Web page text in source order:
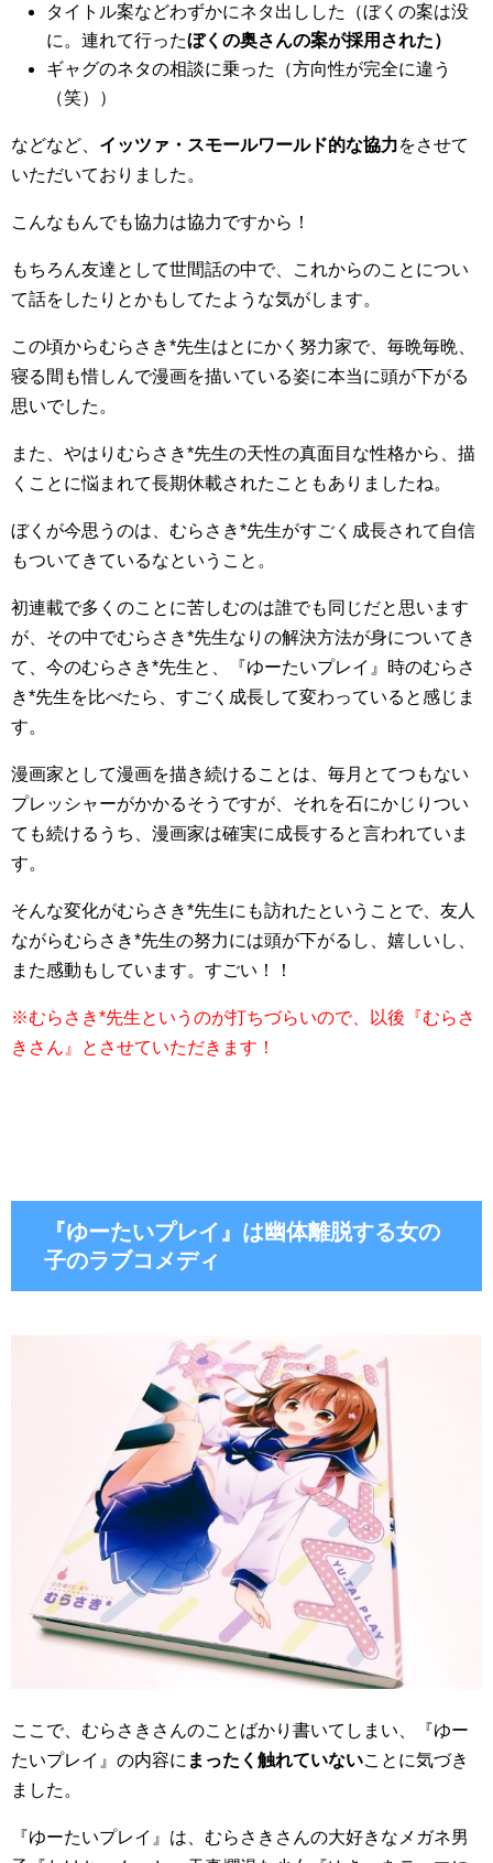
タイトル案などわずかにネタ出しした（ぼくの案は没
に。連れて行ったぼくの奥さんの案が採用された）
ギャグのネタの相談に乗った（方向性が完全に違う
（笑））
などなど、 イッツァ・スモールワールド的な協力をさせて
いただいておりました。
こんなもんでも協力は協力ですから！
もちろん友達として世間話の中で、これからのことについ
て話をしたりとかもしてたような気がします。
この頃からむらさき*先生はとにかく努力家で、毎晩毎晩、
寝る間も惜しんで漫画を描いている姿に本当に頭が下がる
思いでした。
また、やはりむらさき*先生の天性の真面目な性格から、描
くことに悩まれて長期休載されたこともありましたね。
ぼくが今思うのは、むらさき*先生がすごく成長されて自信
もついてきているなということ。
初連載で多くのことに苦しむのは誰でも同じだと思います
が、その中でむらさき*先生なりの解決方法が身についてき
て、今のむらさき*先生と、『ゆーたいプレイ』時のむらさ
き*先生を比べたら、すごく成長して変わっていると感じま
す。
漫画家として漫画を描き続けることは、毎月とてつもない
プレッシャーがかかるそうですが、それを石にかじりつい
ても続けるうち、漫画家は確実に成長すると言われていま
す。
そんな変化がむらさき*先生にも訪れたということで、友人
ながらむらさき*先生の努力には頭が下がるし、嬉しいし、
また感動もしています。すごい！！
※むらさき*先生というのが打ちづらいので、以後『むらさ
きさん』とさせていただきます！
『ゆーたいプレイ』は幽体離脱する女の
子のラブコメディ
ここで、むらさきさんのことばかり書いてしまい、『ゆー
たいプレイ』の内容に まったく触れていないことに気づき
ました。
『ゆーたいプレイ』は、むらさきさんの大好きなメガネ男